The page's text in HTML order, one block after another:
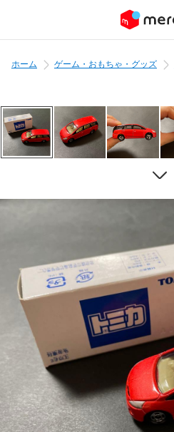
ホーム ゲーム・おもちゃ・グッズ